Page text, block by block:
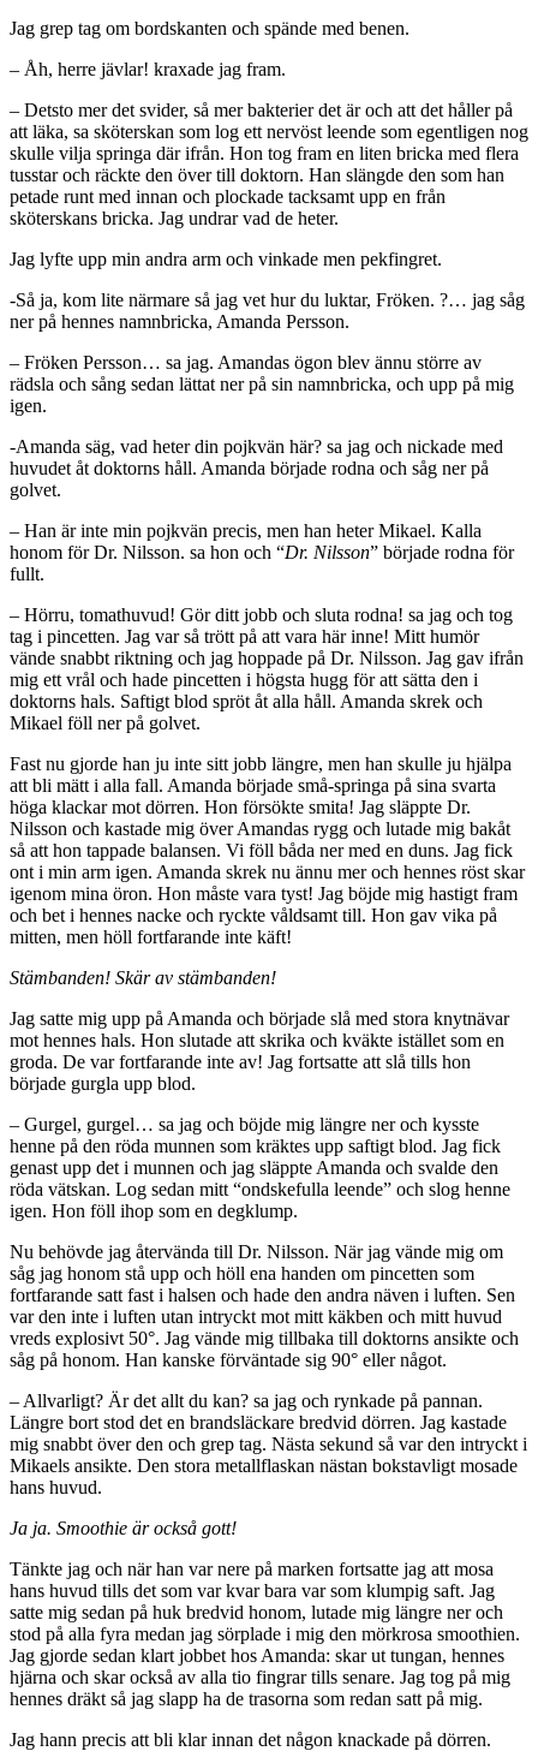
Jag grep tag om bordskanten och spände med benen.
– Åh, herre jävlar! kraxade jag fram.
– Detsto mer det svider, så mer bakterier det är och att det håller på
att läka, sa sköterskan som log ett nervöst leende som egentligen nog
skulle vilja springa där ifrån. Hon tog fram en liten bricka med flera
tusstar och räckte den över till doktorn. Han slängde den som han
petade runt med innan och plockade tacksamt upp en från
sköterskans bricka. Jag undrar vad de heter.
Jag lyfte upp min andra arm och vinkade men pekfingret.
-Så ja, kom lite närmare så jag vet hur du luktar, Fröken. ?… jag såg
ner på hennes namnbricka, Amanda Persson.
– Fröken Persson… sa jag. Amandas ögon blev ännu större av
rädsla och sång sedan lättat ner på sin namnbricka, och upp på mig
igen.
-Amanda säg, vad heter din pojkvän här? sa jag och nickade med
huvudet åt doktorns håll. Amanda började rodna och såg ner på
golvet.
– Han är inte min pojkvän precis, men han heter Mikael. Kalla
honom för Dr. Nilsson. sa hon och “Dr. Nilsson” började rodna för
fullt.
– Hörru, tomathuvud! Gör ditt jobb och sluta rodna! sa jag och tog
tag i pincetten. Jag var så trött på att vara här inne! Mitt humör
vände snabbt riktning och jag hoppade på Dr. Nilsson. Jag gav ifrån
mig ett vrål och hade pincetten i högsta hugg för att sätta den i
doktorns hals. Saftigt blod spröt åt alla håll. Amanda skrek och
Mikael föll ner på golvet.
Fast nu gjorde han ju inte sitt jobb längre, men han skulle ju hjälpa
att bli mätt i alla fall. Amanda började små-springa på sina svarta
höga klackar mot dörren. Hon försökte smita! Jag släppte Dr.
Nilsson och kastade mig över Amandas rygg och lutade mig bakåt
så att hon tappade balansen. Vi föll båda ner med en duns. Jag fick
ont i min arm igen. Amanda skrek nu ännu mer och hennes röst skar
igenom mina öron. Hon måste vara tyst! Jag böjde mig hastigt fram
och bet i hennes nacke och ryckte våldsamt till. Hon gav vika på
mitten, men höll fortfarande inte käft!
Stämbanden! Skär av stämbanden!
Jag satte mig upp på Amanda och började slå med stora knytnävar
mot hennes hals. Hon slutade att skrika och kväkte istället som en
groda. De var fortfarande inte av! Jag fortsatte att slå tills hon
började gurgla upp blod.
– Gurgel, gurgel… sa jag och böjde mig längre ner och kysste
henne på den röda munnen som kräktes upp saftigt blod. Jag fick
genast upp det i munnen och jag släppte Amanda och svalde den
röda vätskan. Log sedan mitt “ondskefulla leende” och slog henne
igen. Hon föll ihop som en degklump.
Nu behövde jag återvända till Dr. Nilsson. När jag vände mig om
såg jag honom stå upp och höll ena handen om pincetten som
fortfarande satt fast i halsen och hade den andra näven i luften. Sen
var den inte i luften utan intryckt mot mitt käkben och mitt huvud
vreds explosivt 50°. Jag vände mig tillbaka till doktorns ansikte och
såg på honom. Han kanske förväntade sig 90° eller något.
– Allvarligt? Är det allt du kan? sa jag och rynkade på pannan.
Längre bort stod det en brandsläckare bredvid dörren. Jag kastade
mig snabbt över den och grep tag. Nästa sekund så var den intryckt i
Mikaels ansikte. Den stora metallflaskan nästan bokstavligt mosade
hans huvud.
Ja ja. Smoothie är också gott!
Tänkte jag och när han var nere på marken fortsatte jag att mosa
hans huvud tills det som var kvar bara var som klumpig saft. Jag
satte mig sedan på huk bredvid honom, lutade mig längre ner och
stod på alla fyra medan jag sörplade i mig den mörkrosa smoothien.
Jag gjorde sedan klart jobbet hos Amanda: skar ut tungan, hennes
hjärna och skar också av alla tio fingrar tills senare. Jag tog på mig
hennes dräkt så jag slapp ha de trasorna som redan satt på mig.
Jag hann precis att bli klar innan det någon knackade på dörren.